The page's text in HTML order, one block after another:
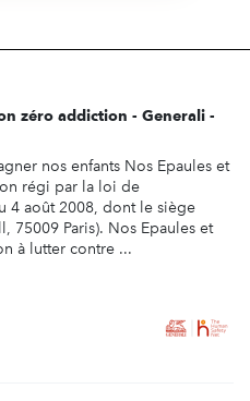
zéro addiction - Generali -
nos enfants Nos Epaules et
régi par la loi de
4 août 2008, dont le siège
75009 Paris). Nos Epaules et
à lutter contre ...